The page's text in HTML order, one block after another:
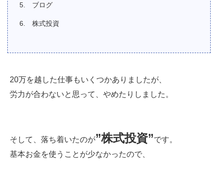
ブログ
株式投資
20万を越した仕事もいくつかありましたが、
労力が合わないと思って、やめたりしました。
そして、落ち着いたのが”株式投資”です。
基本お金を使うことが少なかったので、